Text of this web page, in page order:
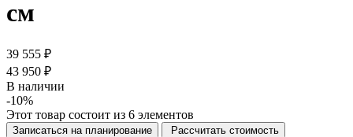
см
39 555 ₽
43 950 ₽
В наличии
-10%
Этот товар состоит из 6 элементов
Записаться на планирование Рассчитать стоимость